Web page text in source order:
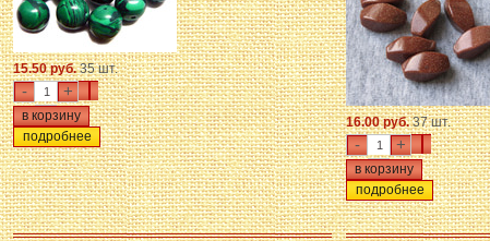
15.50 руб.35 шт.
- +
подробнее
16.00 руб.37 шт.
- +
подробнее